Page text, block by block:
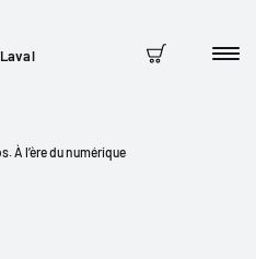
Panier
À l’ère du numérique